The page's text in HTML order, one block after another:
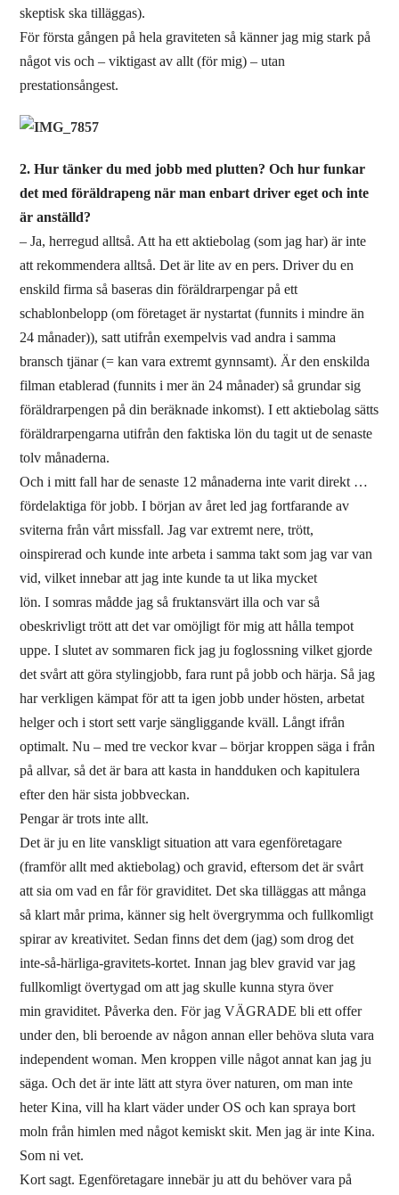
skeptisk ska tilläggas).
För första gången på hela graviteten så känner jag mig stark på
något vis och – viktigast av allt (för mig) – utan
prestationsångest.
2. Hur tänker du med jobb med plutten? Och hur funkar
det med föräldrapeng när man enbart driver eget och inte
är anställd?
– Ja, herregud alltså. Att ha ett aktiebolag (som jag har) är inte
att rekommendera alltså. Det är lite av en pers. Driver du en
enskild firma så baseras din föräldrarpengar på ett
schablonbelopp (om företaget är nystartat (funnits i mindre än
24 månader)), satt utifrån exempelvis vad andra i samma
bransch tjänar (= kan vara extremt gynnsamt). Är den enskilda
filman etablerad (funnits i mer än 24 månader) så grundar sig
föräldrarpengen på din beräknade inkomst). I ett aktiebolag sätts
föräldrarpengarna utifrån den faktiska lön du tagit ut de senaste
tolv månaderna.
Och i mitt fall har de senaste 12 månaderna inte varit direkt …
fördelaktiga för jobb. I början av året led jag fortfarande av
sviterna från vårt missfall. Jag var extremt nere, trött,
oinspirerad och kunde inte arbeta i samma takt som jag var van
vid, vilket innebar att jag inte kunde ta ut lika mycket
lön. I somras mådde jag så fruktansvärt illa och var så
obeskrivligt trött att det var omöjligt för mig att hålla tempot
uppe. I slutet av sommaren fick jag ju foglossning vilket gjorde
det svårt att göra stylingjobb, fara runt på jobb och härja. Så jag
har verkligen kämpat för att ta igen jobb under hösten, arbetat
helger och i stort sett varje sängliggande kväll. Långt ifrån
optimalt. Nu – med tre veckor kvar – börjar kroppen säga i från
på allvar, så det är bara att kasta in handduken och kapitulera
efter den här sista jobbveckan.
Pengar är trots inte allt.
Det är ju en lite vanskligt situation att vara egenföretagare
(framför allt med aktiebolag) och gravid, eftersom det är svårt
att sia om vad en får för graviditet. Det ska tilläggas att många
så klart mår prima, känner sig helt övergrymma och fullkomligt
spirar av kreativitet. Sedan finns det dem (jag) som drog det
inte-så-härliga-gravitets-kortet. Innan jag blev gravid var jag
fullkomligt övertygad om att jag skulle kunna styra över
min graviditet. Påverka den. För jag VÄGRADE bli ett offer
under den, bli beroende av någon annan eller behöva sluta vara
independent woman. Men kroppen ville något annat kan jag ju
säga. Och det är inte lätt att styra över naturen, om man inte
heter Kina, vill ha klart väder under OS och kan spraya bort
moln från himlen med något kemiskt skit. Men jag är inte Kina.
Som ni vet.
Kort sagt. Egenföretagare innebär ju att du behöver vara på